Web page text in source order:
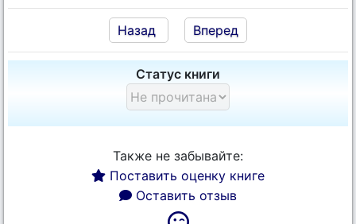
Назад Вперед
Статус книги
Также не забывайте:
Поставить оценку книге
Оставить отзыв